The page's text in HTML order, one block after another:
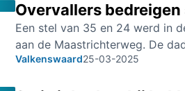
Overvallers
Een stel van 35 en 24 werd in
aan de Maastrichterweg. De
Valkenswaard25-03-2025